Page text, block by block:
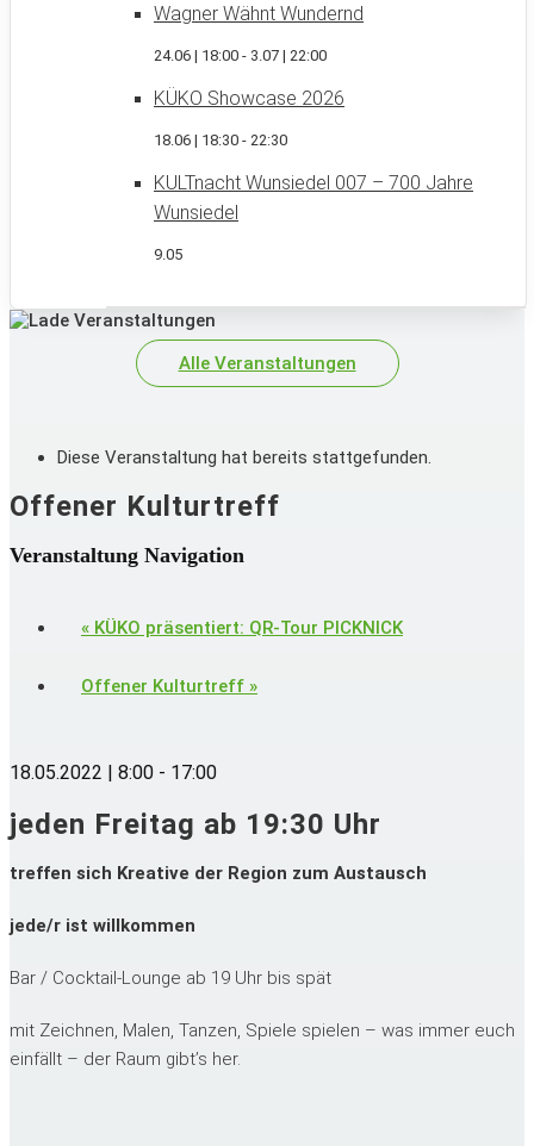
Wagner Wähnt Wundernd
24.06 | 18:00 - 3.07 | 22:00
KÜKO Showcase 2026
18.06 | 18:30 - 22:30
KULTnacht Wunsiedel 007 – 700 Jahre
Wunsiedel
9.05
Alle Veranstaltungen
Diese Veranstaltung hat bereits stattgefunden.
Offener Kulturtreff
Veranstaltung Navigation
« KÜKO präsentiert: QR-Tour PICKNICK
Offener Kulturtreff »
18.05.2022 | 8:00 - 17:00
jeden Freitag ab 19:30 Uhr
treffen sich Kreative der Region zum Austausch
jede/r ist willkommen
Bar / Cocktail-Lounge ab 19 Uhr bis spät
mit Zeichnen, Malen, Tanzen, Spiele spielen – was immer euch
einfällt – der Raum gibt’s her.